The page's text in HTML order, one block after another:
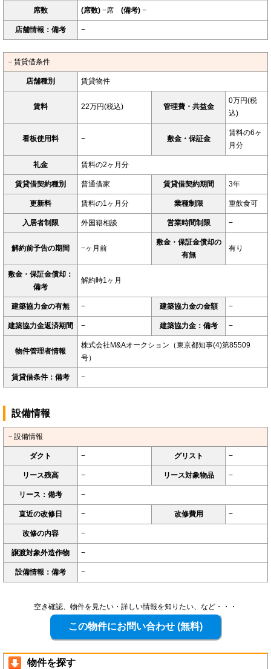
席数 (席数) −席 (備考) −
店舗情報：備考 −
－賃貸借条件
店舗種別 賃貸物件
賃料 22万円(税込) 管理費・共益金
0万円(税
込)
看板使用料 − 敷金・保証金
賃料の6ヶ
月分
礼金 賃料の2ヶ月分
賃貸借契約種別 普通借家 賃貸借契約期間 3年
更新料 賃料の1ヶ月分 業種制限 重飲食可
入居者制限 外国籍相談 営業時間制限 −
解約前予告の期間 −ヶ月前
敷金・保証金償却の
有無
有り
敷金・保証金償却：
備考
解約時1ヶ月
建築協力金の有無 − 建築協力金の金額 −
建築協力金返済期間 − 建築協力金：備考 −
物件管理者情報
株式会社M&Aオークション（東京都知事(4)第85509
号）
賃貸借条件：備考 −
設備情報
－設備情報
ダクト − グリスト −
リース残高 − リース対象物品 −
リース：備考 −
直近の改修日 − 改修費用 −
改修の内容 −
譲渡対象外造作物 −
設備情報：備考 −
空き確認、物件を見たい・詳しい情報を知りたい、など・・・
物件を探す